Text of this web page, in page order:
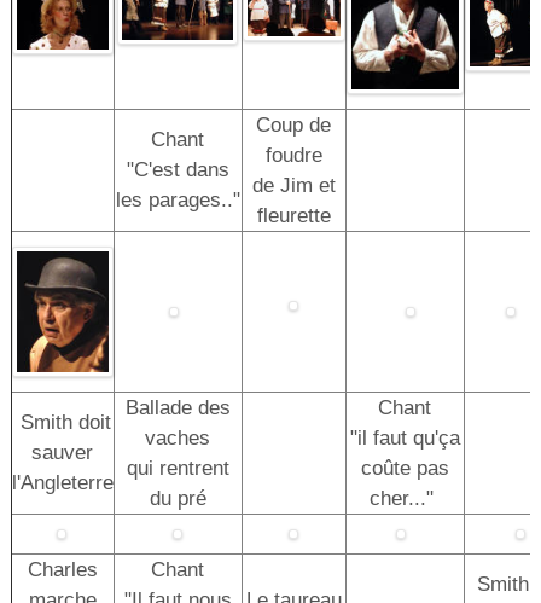
Chant
"C'est dans
les parages.."
Coup de
foudre
de Jim et
fleurette
Smith doit
sauver
l'Angleterre
Ballade des
vaches
qui rentrent
du pré
Chant
"il faut qu'ça
coûte pas
cher..."
Charles
Chant
Smith